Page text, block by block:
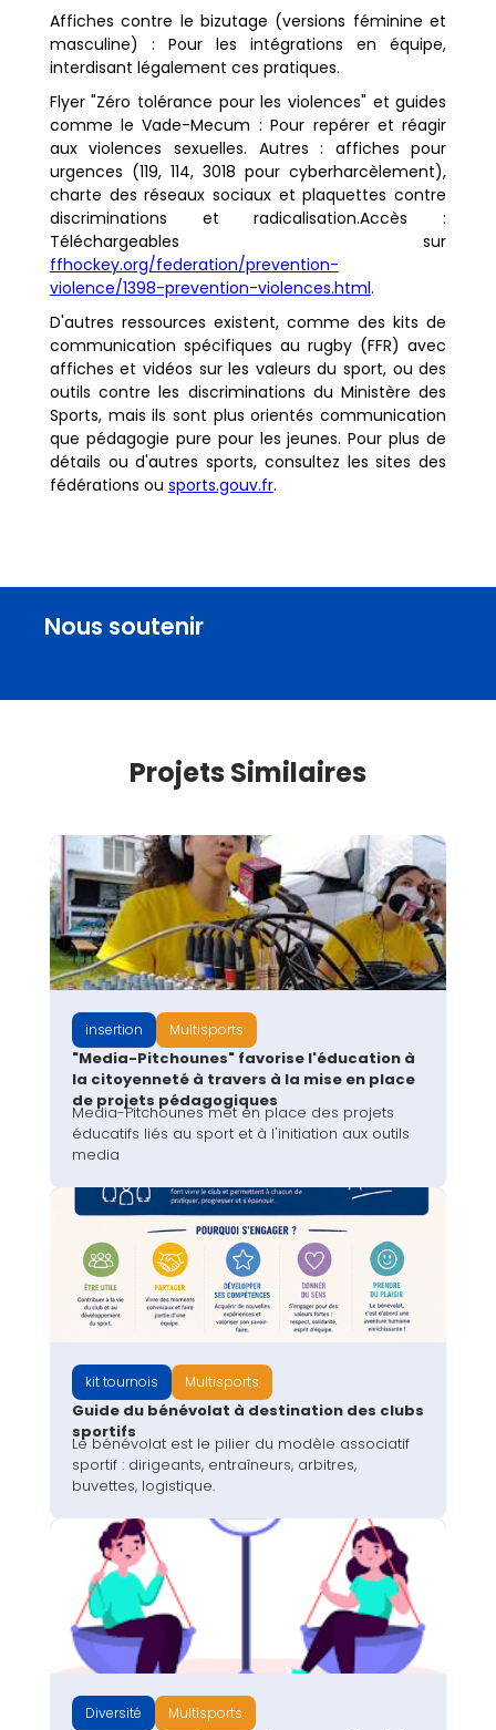
Affiches contre le bizutage (versions féminine et
masculine) : Pour les intégrations en équipe,
interdisant légalement ces pratiques.
Flyer "Zéro tolérance pour les violences" et guides
comme le Vade-Mecum : Pour repérer et réagir
aux violences sexuelles. Autres : affiches pour
urgences (119, 114, 3018 pour cyberharcèlement),
charte des réseaux sociaux et plaquettes contre
discriminations et radicalisation.Accès :
Téléchargeables sur
ffhockey.org/federation/prevention-
violence/1398-prevention-violences.html.
D'autres ressources existent, comme des kits de
communication spécifiques au rugby (FFR) avec
affiches et vidéos sur les valeurs du sport, ou des
outils contre les discriminations du Ministère des
Sports, mais ils sont plus orientés communication
que pédagogie pure pour les jeunes. Pour plus de
détails ou d'autres sports, consultez les sites des
fédérations ou sports.gouv.fr.
Nous soutenir
Projets Similaires
insertion Multisports
"Media-Pitchounes" favorise l'éducation à
la citoyenneté à travers à la mise en place
de projets pédagogiques
Media-Pitchounes met en place des projets
éducatifs liés au sport et à l'initiation aux outils
media
kit tournois Multisports
Guide du bénévolat à destination des clubs
sportifs
Le bénévolat est le pilier du modèle associatif
sportif : dirigeants, entraîneurs, arbitres,
buvettes, logistique.
Diversité Multisports